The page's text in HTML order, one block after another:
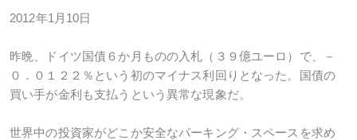
2012年1月10日
昨晩、ドイツ国債６か月ものの入札（３９億ユーロ）で、－
０．０１２２％という初のマイナス利回りとなった。国債の
買い手が金利も支払うという異常な現象だ。
世界中の投資家がどこか安全なパーキング・スペースを求め